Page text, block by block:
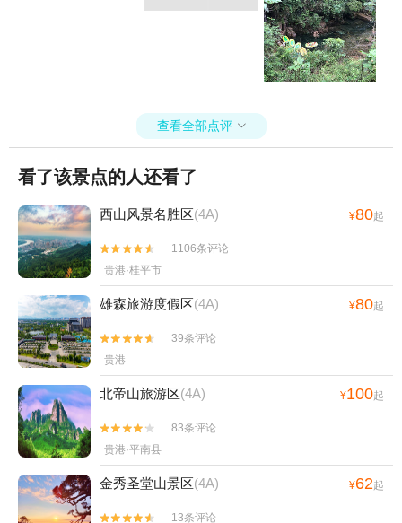
查看全部点评
看了该景点的人还看了
西山风景名胜区


1106条评论
雄森旅游度假区


39条评论
北帝山旅游区


83条评论